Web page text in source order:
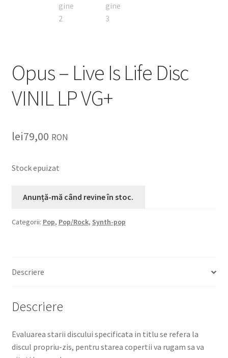
Opus – Live Is Life Disc
VINIL LP VG+
lei79,00 RON
Stock epuizat
Categorii: Pop, Pop/Rock, Synth-pop
Descriere
Descriere
Evaluarea starii discului specificata in titlu se refera la
discul propriu-zis, pentru starea copertii va rugam sa va